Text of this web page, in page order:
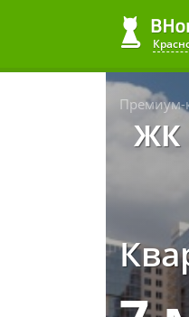
Премиум-
ЖК